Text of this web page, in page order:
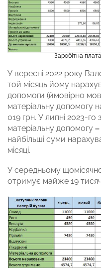
Заробітна
У вересні 2022 року
той місяць йому
допомоги (ймовірно
матеріальну допомогу
019 грн. У липні 2023-
матеріальну допомогу –
найбільші суми
місяці.
У середньому
отримує майже 19